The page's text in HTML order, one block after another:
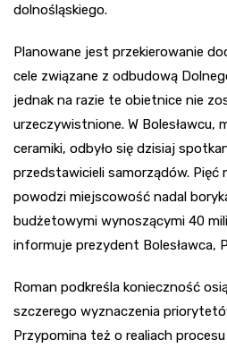
dolnośląskiego.
Planowane jest przekierowanie
cele związane z odbudową
jednak na razie te obietnice nie
urzeczywistnione. W Bolesławcu,
ceramiki, odbyło się dzisiaj
przedstawicieli samorządów. Pięć
powodzi miejscowość nadal
budżetowymi wynoszącymi 40
informuje prezydent Bolesławca,
Roman podkreśla konieczność
szczerego wyznaczenia
Przypomina też o realiach